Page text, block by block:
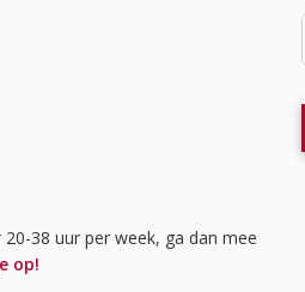
38 uur per week, ga dan mee
op!